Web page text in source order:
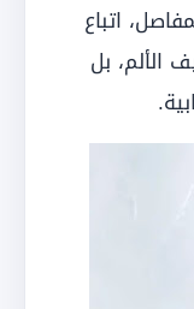
اتباع
بل